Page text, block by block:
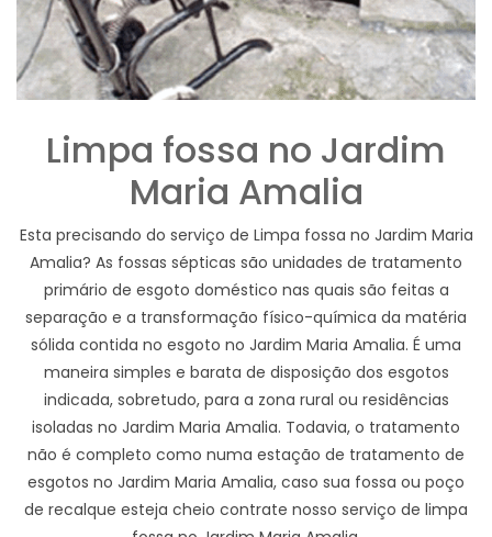
Limpa fossa no Jardim
Maria Amalia
Esta precisando do serviço de Limpa fossa no Jardim Maria
Amalia? As fossas sépticas são unidades de tratamento
primário de esgoto doméstico nas quais são feitas a
separação e a transformação físico-química da matéria
sólida contida no esgoto no Jardim Maria Amalia. É uma
maneira simples e barata de disposição dos esgotos
indicada, sobretudo, para a zona rural ou residências
isoladas no Jardim Maria Amalia. Todavia, o tratamento
não é completo como numa estação de tratamento de
esgotos no Jardim Maria Amalia, caso sua fossa ou poço
de recalque esteja cheio contrate nosso serviço de limpa